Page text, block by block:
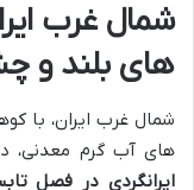
شمال غرب
های بلند و
شمال غرب ایران، با
های آب گرم معدنی،
ایرانگردی در فصل